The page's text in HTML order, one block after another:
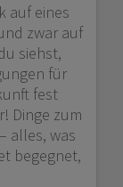
auf eines
zwar auf
siehst,
für
fest
Dinge zum
alles, was
begegnet,